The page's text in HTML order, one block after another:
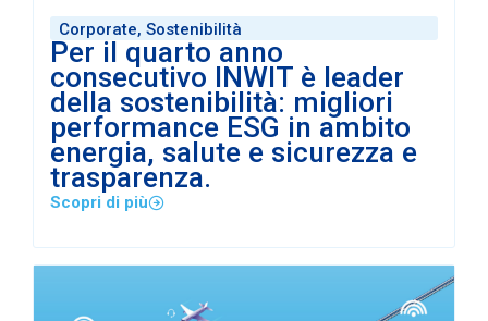
Corporate, Sostenibilità
Per il quarto anno
consecutivo INWIT è leader
della sostenibilità: migliori
performance ESG in ambito
energia, salute e sicurezza e
trasparenza.
Scopri di più